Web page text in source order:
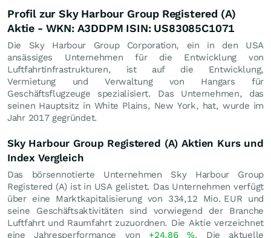
Profil zur Sky Harbour Group Registered (A)
Aktie - WKN: A3DDPM ISIN: US83085C1071
Die Sky Harbour Group Corporation, ein in den USA
ansässiges Unternehmen für die Entwicklung von
Luftfahrtinfrastrukturen, ist auf die Entwicklung,
Vermietung und Verwaltung von Hangars für
Geschäftsflugzeuge spezialisiert. Das Unternehmen, das
seinen Hauptsitz in White Plains, New York, hat, wurde im
Jahr 2017 gegründet.
Sky Harbour Group Registered (A) Aktien Kurs und
Index Vergleich
Das börsennotierte Unternehmen Sky Harbour Group
Registered (A) ist in USA gelistet. Das Unternehmen verfügt
über eine Marktkapitalisierung von 334,12 Mio. EUR und
seine Geschäftsaktivitäten sind vorwiegend der Branche
Luftfahrt und Raumfahrt zuzuordnen. Die Aktie verzeichnet
eine Jahresperformance von +24,86 %. Die aktuelle